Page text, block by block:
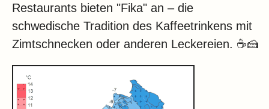
Restaurants bieten "Fika" an – die
schwedische Tradition des Kaffeetrinkens mit
Zimtschnecken oder anderen Leckereien. ☕🍰